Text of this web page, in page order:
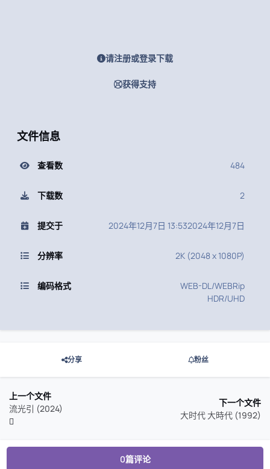
请注册或登录下载
获得支持
文件信息
查看数 484
下载数 2
提交于 2024年12月7日 13:532024年12月7日
分辨率 2K (2048 x 1080P)
编码格式
WEB-DL/WEBRip
HDR/UHD
分享 粉丝
上一个文件
流光引 (2024)
下一个文件
大时代 大時代 (1992)
0篇评论